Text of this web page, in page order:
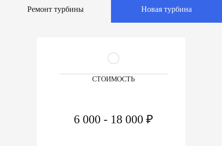
Ремонт турбины Новая турбина
СТОИМОСТЬ
6 000 - 18 000 ₽